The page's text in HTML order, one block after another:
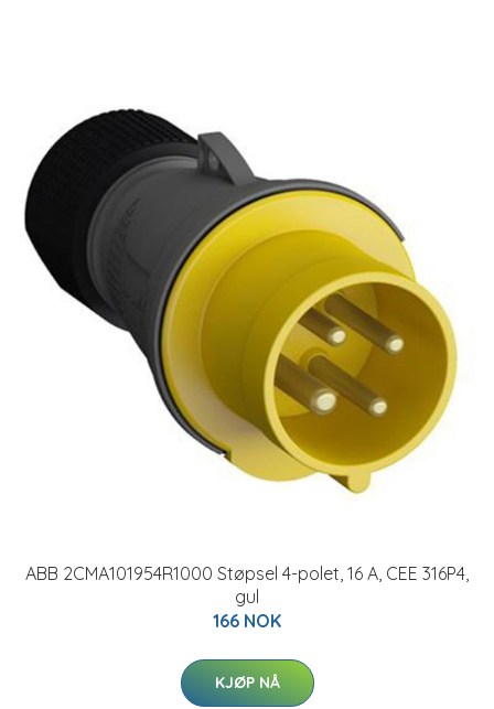
ABB 2CMA101954R1000 Støpsel 4-polet, 16 A, CEE 316P4,
gul
166 NOK
KJØP NÅ